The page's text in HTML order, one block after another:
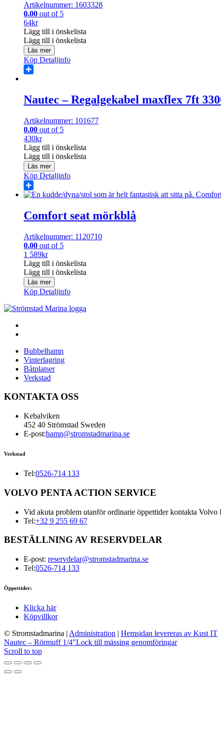
Artikelnummer: 1603328
0.00 out of 5
64kr
Lägg till i önskelista
Lägg till i önskelista
Läs mer
Köp Detaljinfo
Nautec – Regalgekabel maxflex 7ft
Artikelnummer: 101677
0.00 out of 5
430kr
Lägg till i önskelista
Lägg till i önskelista
Läs mer
Köp Detaljinfo
Share
Comfort seat mörkblå
Artikelnummer: 1120710
0.00 out of 5
1 589kr
Lägg till i önskelista
Lägg till i önskelista
Läs mer
Köp Detaljinfo
Bubbelhamn
Vinterlagring
Båtplatser
Verkstad
KONTAKTA OSS
Kebalviken
452 40 Strömstad Sweden
E-post:hamn@stromstadmarina.se
Verkstad
Tel:0526-714 133
VOLVO PENTA ACTION SERVICE
Vid akuta problem utanför ordinarie öppettider kontakta Volvo
Tel:+32 9 255 69 67
BESTÄLLNING AV RESERVDELAR
E-post: reservdelar@stromstadmarina.se
Tel:0526-714 133
Öppettider:
Klicka här
Köpvillkor
© Stromstadmarina | Administration | Hemsidan levereras av Kust IT
Nautec – Rörmuff 1/4″Lock till mässing genomföringar
Scroll to top